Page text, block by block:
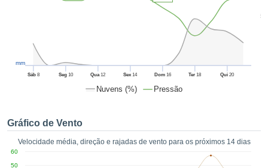
a
o
no
como
Nuvens (%) Pressão
50
Sáb8 Seg10 Qua12 Sex 14 Dom16 Ter 18 Qui 20
mm
Gráfico de Vento
Velocidade média, direção e rajadas de vento para os próximos 14 dias
50
60